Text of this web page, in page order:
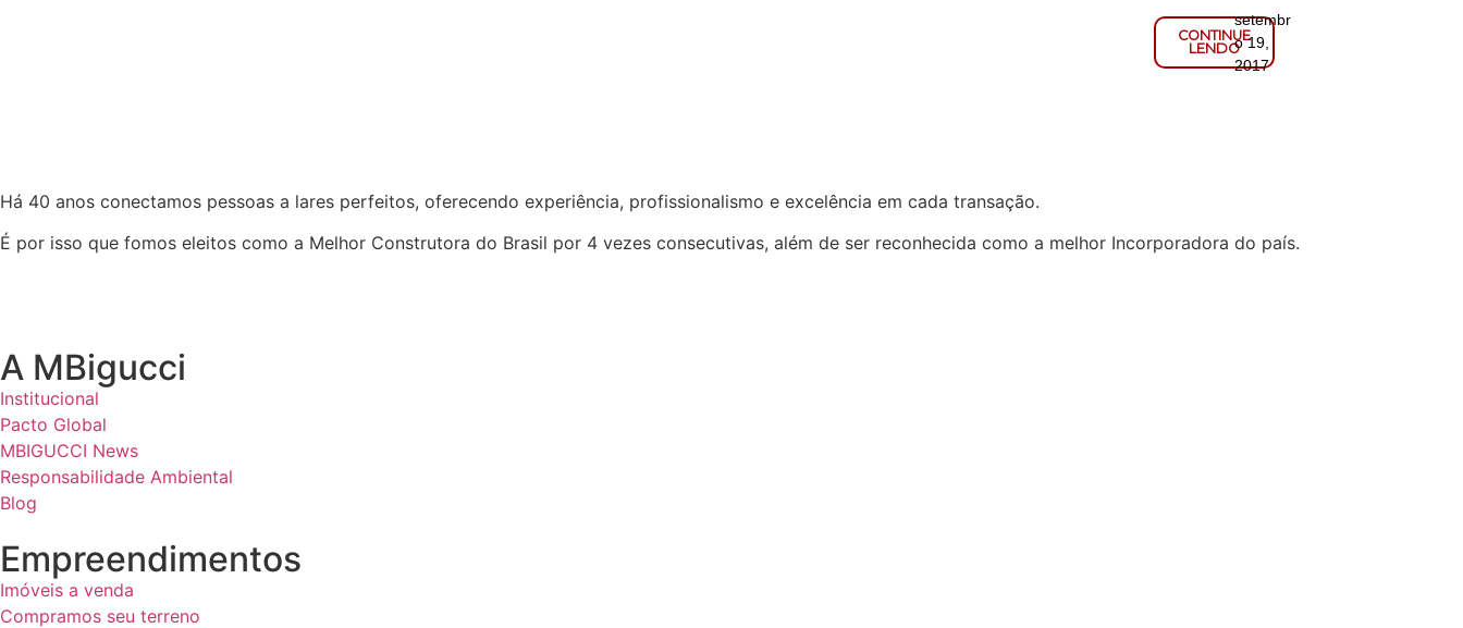
CONTINUE
LENDO
setembr
o 19,
2017
Há 40 anos conectamos pessoas a lares perfeitos, oferecendo experiência, profissionalismo e excelência em cada transação.
É por isso que fomos eleitos como a Melhor Construtora do Brasil por 4 vezes consecutivas, além de ser reconhecida como a melhor Incorporadora do país.
A MBigucci
Institucional
Pacto Global
MBIGUCCI News
Responsabilidade Ambiental
Blog
Empreendimentos
Imóveis a venda
Compramos seu terreno